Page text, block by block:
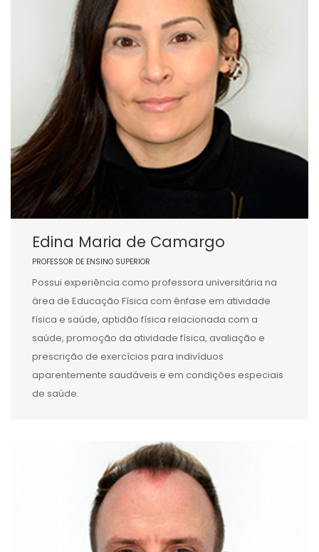
Edina Maria de Camargo
PROFESSOR DE ENSINO SUPERIOR
Possui experiência como professora universitária na
área de Educação Física com ênfase em atividade
física e saúde, aptidão física relacionada com a
saúde, promoção da atividade física, avaliação e
prescrição de exercícios para indivíduos
aparentemente saudáveis e em condições especiais
de saúde.